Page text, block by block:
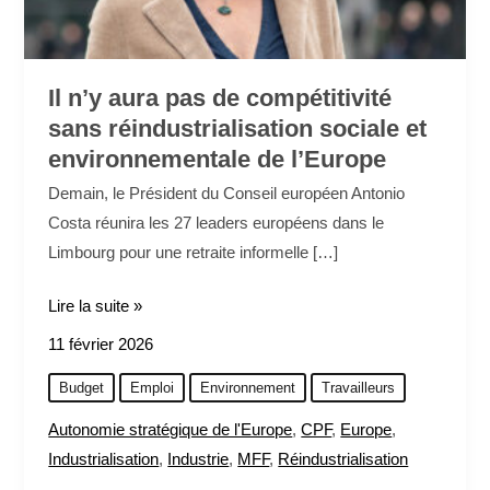
Il n’y aura pas de compétitivité
sans réindustrialisation sociale et
environnementale de l’Europe
Demain, le Président du Conseil européen Antonio
Costa réunira les 27 leaders européens dans le
Limbourg pour une retraite informelle […]
de
l’Europe
Lire la suite »
11 février 2026
Budget Emploi Environnement Travailleurs
Autonomie stratégique de l'Europe,CPF, Europe,
Industrialisation, Industrie, MFF, Réindustrialisation